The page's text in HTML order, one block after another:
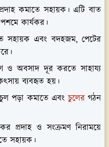
কমাতে সহায়ক। এটি বাত
কার্যকর।
সহায়ক এবং বদহজম, পেটের
ও অবসাদ দূর করতে সাহায্য
ব্যবহৃত হয়।
পড়া কমাতে এবংচুলেরগঠন
প্রদাহ ও সংক্রমণ নিরাময়ে
সহায়ক।